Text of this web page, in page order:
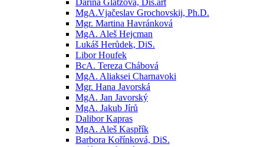
Darina Glatzová, Dis.art
MgA.Vjačeslav Grochovskij, Ph.D.
Mgr. Martina Havránková
MgA. Aleš Hejcman
Lukáš Herůdek, DiS.
Libor Houfek
BcA. Tereza Chábová
MgA. Aliaksei Charnavoki
Mgr. Hana Javorská
MgA. Jan Javorský
MgA. Jakub Jírů
Dalibor Kapras
MgA. Aleš Kaspřík
Barbora Kořínková, DiS.